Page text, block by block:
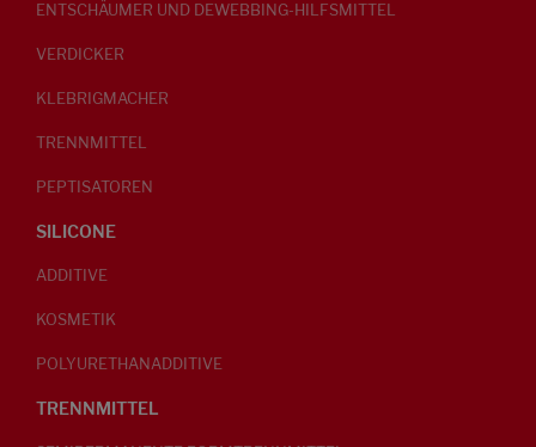
ENTSCHÄUMER UND DEWEBBING-HILFSMITTEL
VERDICKER
KLEBRIGMACHER
TRENNMITTEL
PEPTISATOREN
SILICONE
ADDITIVE
KOSMETIK
POLYURETHANADDITIVE
TRENNMITTEL